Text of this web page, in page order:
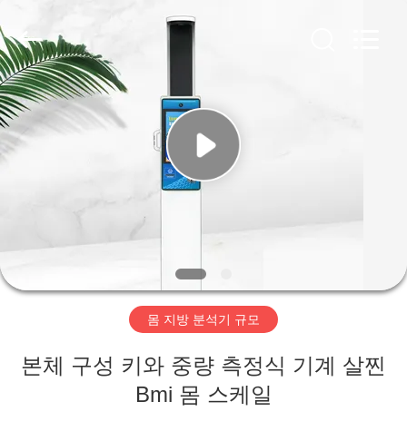
집
제
비
디
2026
Zhengzhou
shanghe
electronic
technology
co.
LTD.
All
Rights
Reserved.
몸 지방 분석기 규모
본체 구성 키와 중량 측정식 기계 살찐
Bmi 몸 스케일